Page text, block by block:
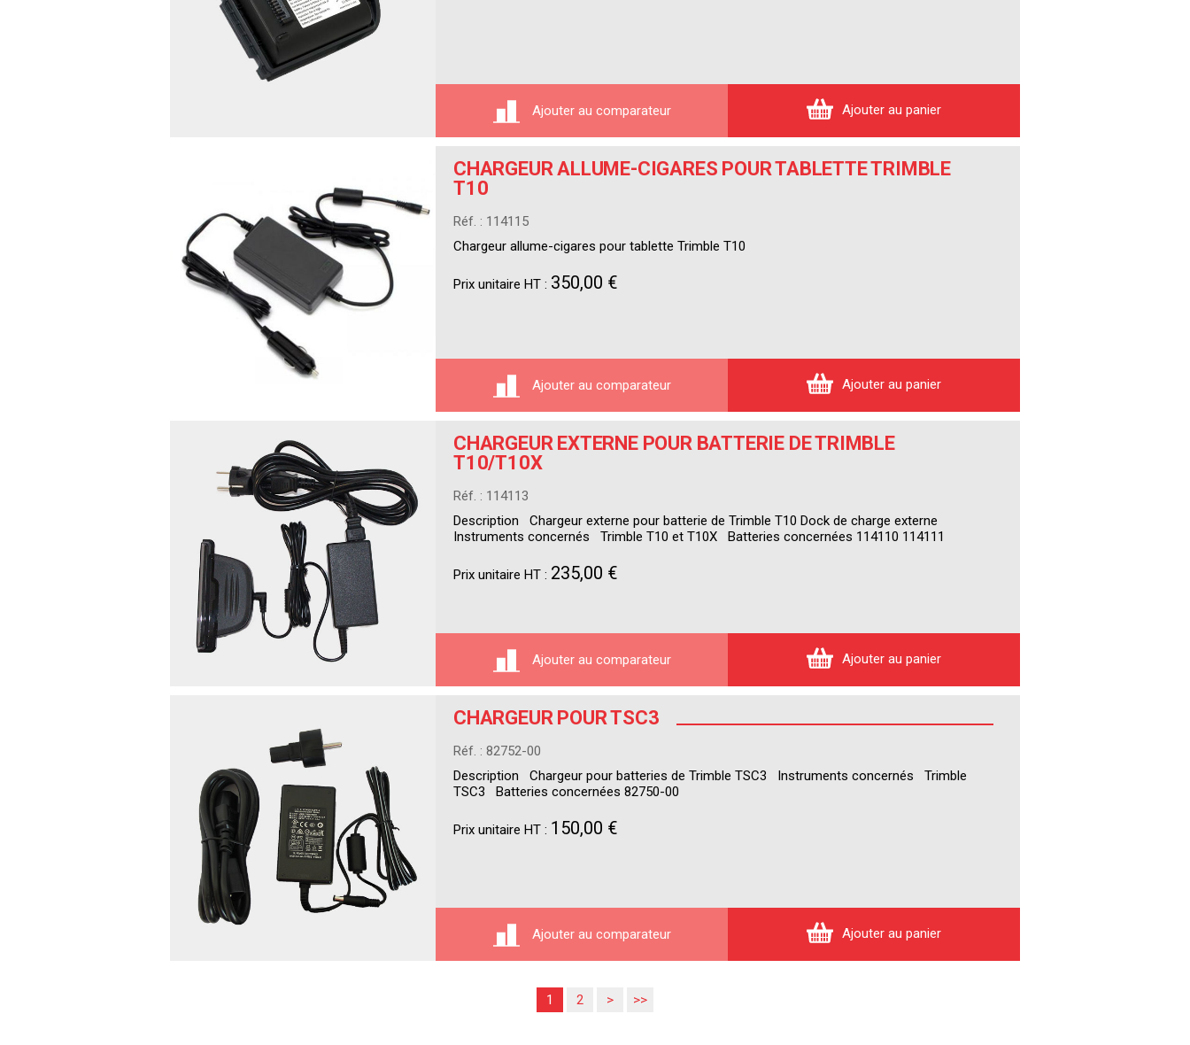
Ajouter au comparateur Ajouter au panier
CHARGEUR ALLUME-CIGARES POUR TABLETTE TRIMBLE
T10
Réf. : 114115
Chargeur allume-cigares pour tablette Trimble T10
Prix unitaire HT : 350,00 €
Ajouter au comparateur Ajouter au panier
CHARGEUR EXTERNE POUR BATTERIE DE TRIMBLE
T10/T10X
Réf. : 114113
Description Chargeur externe pour batterie de Trimble T10 Dock de charge externe
Instruments concernés Trimble T10 et T10X Batteries concernées 114110 114111
Prix unitaire HT : 235,00 €
Ajouter au comparateur Ajouter au panier
CHARGEUR POUR TSC3
Réf. : 82752-00
Description Chargeur pour batteries de Trimble TSC3 Instruments concernés Trimble
TSC3 Batteries concernées 82750-00
Prix unitaire HT : 150,00 €
Ajouter au comparateur Ajouter au panier
1 2 > >>